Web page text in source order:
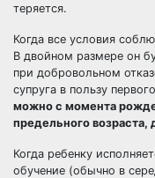
теряется.
Когда все условия
В двойном размере он
при добровольном
супруга в пользу
можно с момента
предельного возраста,
Когда ребенку
обучение (обычно в